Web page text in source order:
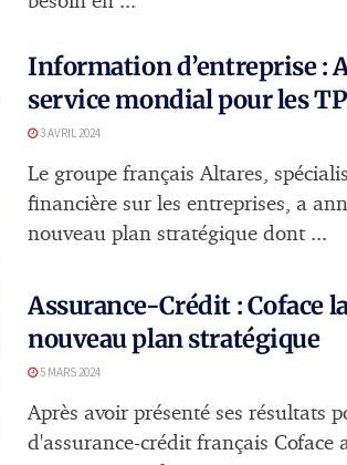
Information d’entreprise :
service mondial pour les
3 AVRIL 2024
Le groupe français Altares,
financière sur les entreprises, a
nouveau plan stratégique dont ...
Assurance-Crédit : Coface
nouveau plan stratégique
5 MARS 2024
Après avoir présenté ses résultats
d'assurance-crédit français Coface